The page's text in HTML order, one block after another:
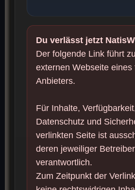
Du verlässt jetzt
Der folgende Link führt
externen Webseite eines
Anbieters.
Für Inhalte,
Datenschutz und
verlinkten Seite ist
deren jeweiliger Betreiber
verantwortlich.
Zum Zeitpunkt der